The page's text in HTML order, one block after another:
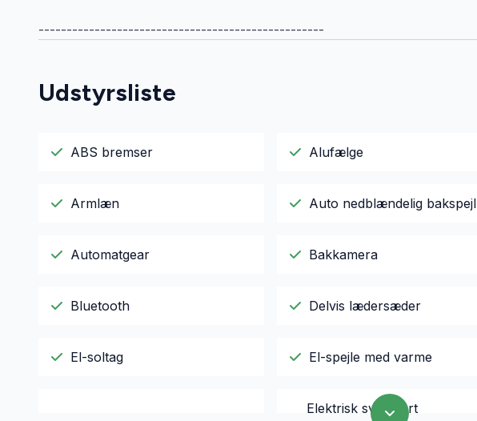
---------------------------------------------------
Udstyrsliste
ABS bremser Alufælge
Armlæn Auto nedblændelig bakspejl
Automatgear Bakkamera
Bluetooth Delvis lædersæder
El-soltag El-spejle med varme
Elektrisk svingbart